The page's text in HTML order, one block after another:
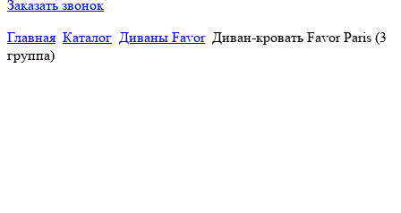
Заказать звонок
Главная
Каталог Диваны Favor Диван-кровать Favor Paris (3
группа)